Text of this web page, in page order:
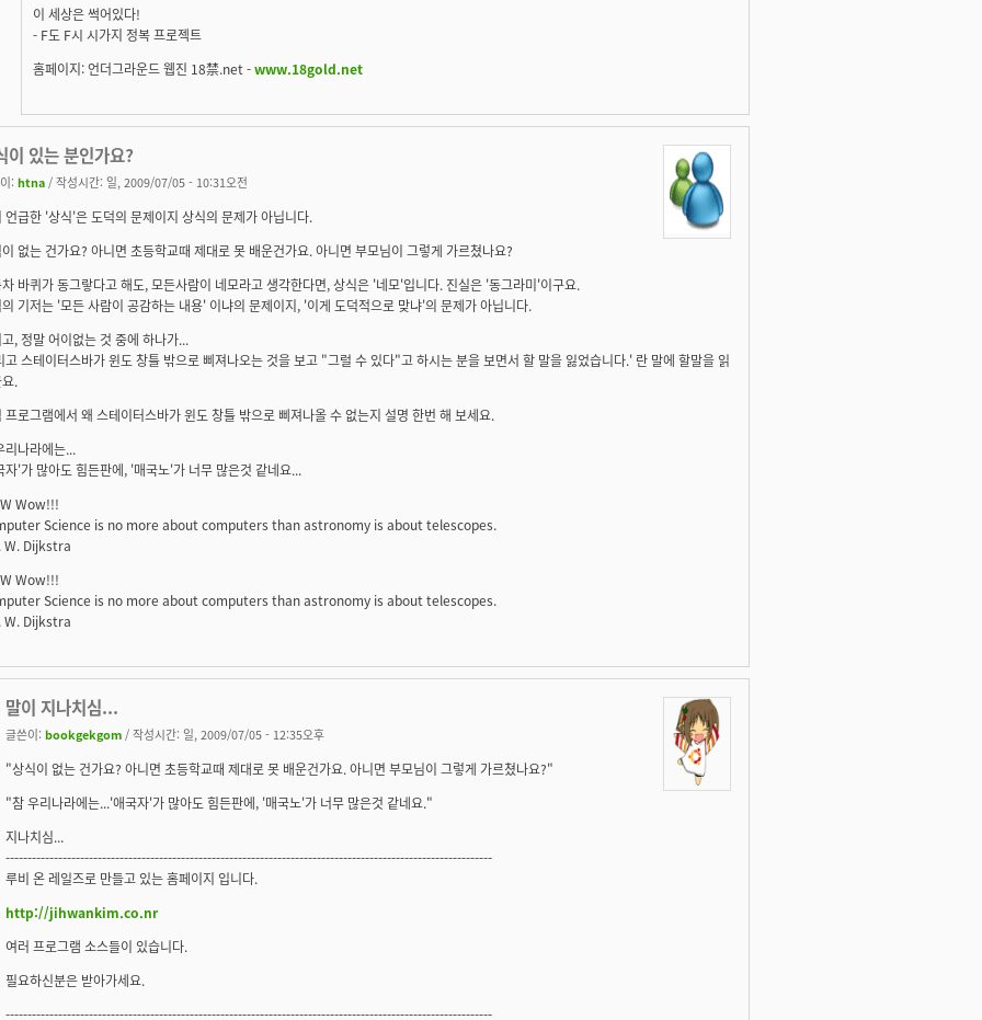
이 세상은 썩어있다!
- F도 F시 시가지 정복 프로젝트
홈페이지: 언더그라운드 웹진 18禁.net -www.18gold.net
이 있는 분인가요?
: htna / 작성시간: 일, 2009/07/05 - 10:31오전
언급한 '상식'은 도덕의 문제이지 상식의 문제가 아닙니다.
없는 건가요? 아니면 초등학교때 제대로 못 배운건가요. 아니면 부모님이 그렇게 가르쳤나요?
바퀴가 동그랗다고 해도, 모든사람이 네모라고 생각한다면, 상식은 '네모'입니다. 진실은 '동그라미'이구요.
기저는 '모든 사람이 공감하는 내용' 이냐의 문제이지, '이게 도덕적으로 맞냐'의 문제가 아닙니다.
, 정말 어이없는 것 중에 하나가...
고 스테이터스바가 윈도 창틀 밖으로 삐져나오는 것을 보고 "그럴 수 있다"고 하시는 분을 보면서 할 말을 잃었습니다.' 란 말에 할말을 읽
.
프로그램에서 왜 스테이터스바가 윈도 창틀 밖으로 삐져나올 수 없는지 설명 한번 해 보세요.
리나라에는...
자'가 많아도 힘든판에, '매국노'가 너무 많은것 같네요...
Wow!!!
Science is no more about computers than astronomy is about telescopes.
W. Dijkstra
Wow!!!
Science is no more about computers than astronomy is about telescopes.
W. Dijkstra
말이 지나치심...
글쓴이: bookgekgom / 작성시간: 일, 2009/07/05 - 12:35오후
"상식이 없는 건가요? 아니면 초등학교때 제대로 못 배운건가요. 아니면 부모님이 그렇게 가르쳤나요?"
"참 우리나라에는...'애국자'가 많아도 힘든판에, '매국노'가 너무 많은것 같네요."
지나치심...
---------------------------------------------------------------------------------------------------------------
루비 온 레일즈로 만들고 있는 홈페이지 입니다.
http://jihwankim.co.nr
여러 프로그램 소스들이 있습니다.
필요하신분은 받아가세요.
---------------------------------------------------------------------------------------------------------------